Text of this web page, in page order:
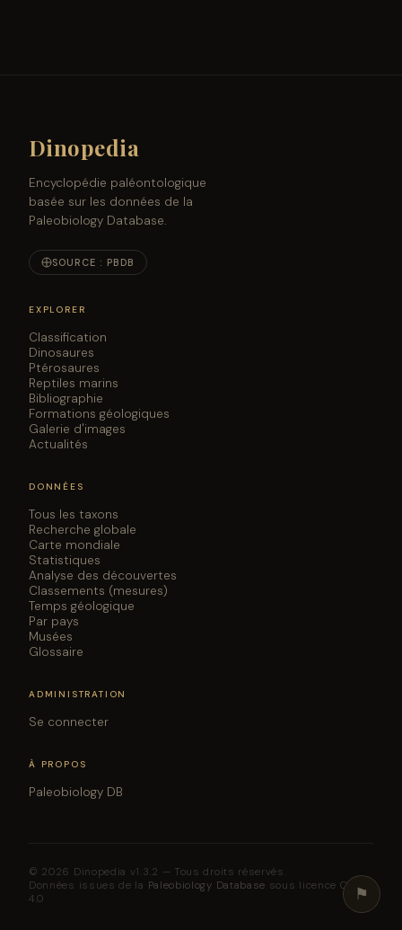
⚑
Dinopedia
Encyclopédie paléontologique
basée sur les données de la
Paleobiology Database.
SOURCE : PBDB
EXPLORER
Classification
Dinosaures
Ptérosaures
Reptiles marins
Bibliographie
Formations géologiques
Galerie d'images
Actualités
DONNÉES
Tous les taxons
Recherche globale
Carte mondiale
Statistiques
Analyse des découvertes
Classements (mesures)
Temps géologique
Par pays
Musées
Glossaire
ADMINISTRATION
Se connecter
À PROPOS
Paleobiology DB
© 2026 Dinopedia v1.3.2 — Tous droits réservés.
Données issues de la Paleobiology Database sous licence CC BY
4.0